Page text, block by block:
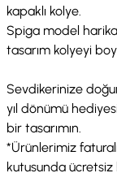
kapaklı kolye.
Spiga model
tasarım kolyeyi
Sevdikerinize
yıl dönümü
bir tasarımın.
*Ürünlerimiz
kutusunda